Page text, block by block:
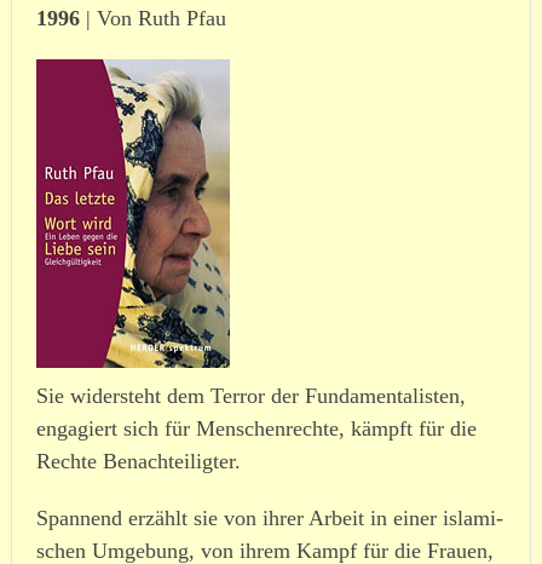
1996| Von Ruth Pfau
Sie wider­steht dem Terror der Fundamentalisten,
enga­giert sich für Menschenrechte, kämpft für die
Rechte Benachteiligter.
Spannend erzählt sie von ihrer Arbeit in einer isla­mi­
schen Umgebung, von ihrem Kampf für die Frauen,